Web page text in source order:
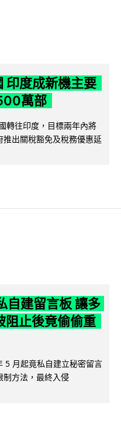
印度成新機主要
萬部
轉往印度，目標兩年內將
出關稅豁免及稅務優惠延
自建留言板 讓多
阻止後竟偷偷重
5 月起竟私自建立秘密留言
制方法，最終入侵